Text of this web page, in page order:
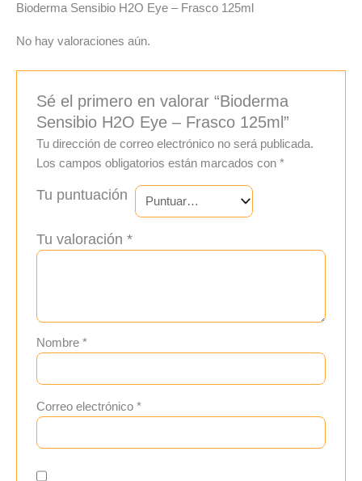
Bioderma Sensibio H2O Eye – Frasco 125ml
No hay valoraciones aún.
Sé el primero en valorar “Bioderma
Sensibio H2O Eye – Frasco 125ml”
Tu dirección de correo electrónico no será publicada.
Los campos obligatorios están marcados con*
Tu puntuación
Tu valoración*
Nombre*
Correo electrónico*